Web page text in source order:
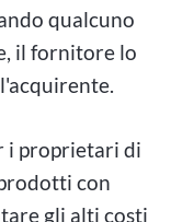
qualcuno
il fornitore lo
i proprietari di
con
gli alti costi